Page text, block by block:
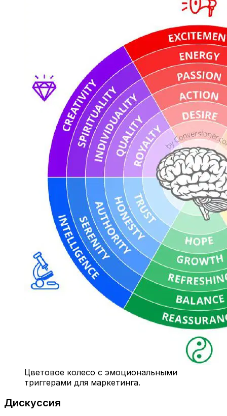
Цветовое колесо с эмоциональными
триггерами для маркетинга.
Дискуссия